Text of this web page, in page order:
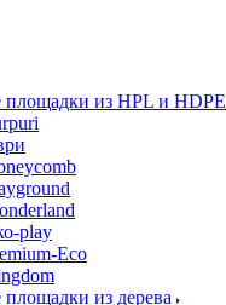
площадки из HPL и HDPE
play
Eco
площадки из дерева